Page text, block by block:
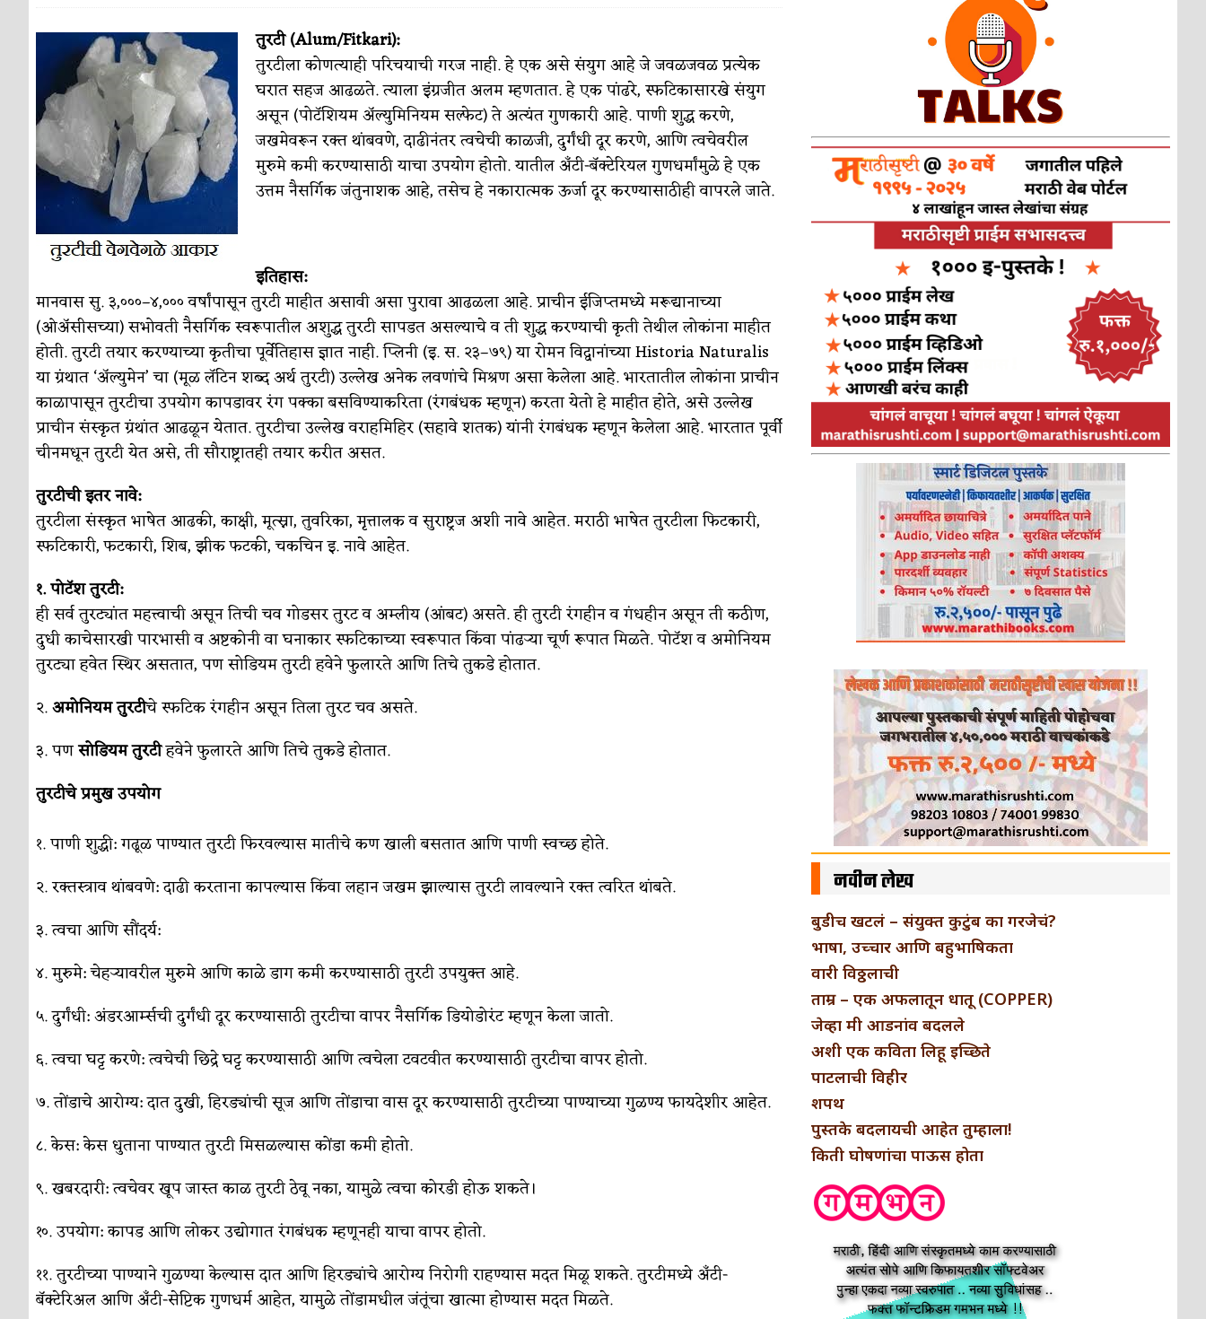
कविता-गझल-चारोळी-वात्रटिका
शपथ कविता-गझल-चारोळी-वात्रटिका
पुस्तके बदलायची आहेत तुम्हाला! कविता-गझल-चारोळी-वात्रटिका
किती घोषणांचा पाऊस होता कविता-गझल-चारोळी-वात्रटिका
कसं हुईन तं हू माय… परिचय आणि परिक्षणे
चमकदार चांदी
आदिवासींचा डॉक्टर, समाजसेवेचा ध्यास : डॉ. राहुल जोशी
डेंग्यू: ताप उतरला म्हणजे धोका टळला असे नाही! आरोग्य
४ जुलै – इतिहासात घडलेल्या महत्त्वाच्या घटना दिनविशेष
सुवर्ण – झळाळी अर्थ-वाणिज्य
‘अर्थ’पूर्ण हास्य अर्थ-वाणिज्य
अपूर्ण कथा कथा
बुडीच खटलं – संयुक्त कुटुंब का गरजेचं? विशेष लेख
तुरटी (Alum/Fitkari):
तुरटीला कोणत्याही परिचयाची गरज नाही. हे एक असे संयुग आहे जे जवळजवळ प्रत्येक
घरात सहज आढळते. त्याला इंग्रजीत अलम म्हणतात. हे एक पांढरे, स्फटिकासारखे संयुग
असून (पोटॅशियम ॲल्युमिनियम सल्फेट) ते अत्यंत गुणकारी आहे. पाणी शुद्ध करणे,
जखमेवरून रक्त थांबवणे, दाढीनंतर त्वचेची काळजी, दुर्गंधी दूर करणे, आणि त्वचेवरील
मुरुमे कमी करण्यासाठी याचा उपयोग होतो. यातील अँटी-बॅक्टेरियल गुणधर्मांमुळे हे एक
उत्तम नैसर्गिक जंतुनाशक आहे, तसेच हे नकारात्मक ऊर्जा दूर करण्यासाठीही वापरले जाते.
इतिहास:
मानवास सु. ३,०००–४,००० वर्षांपासून तुरटी माहीत असावी असा पुरावा आढळला आहे. प्राचीन ईजिप्तमध्ये मरूद्यानाच्या
(ओॲसीसच्या) सभोवती नैसर्गिक स्वरूपातील अशुद्ध तुरटी सापडत असल्याचे व ती शुद्ध करण्याची कृती तेथील लोकांना माहीत
होती. तुरटी तयार करण्याच्या कृतीचा पूर्वेतिहास ज्ञात नाही. प्लिनी (इ. स. २३–७९) या रोमन विद्वानांच्या Historia Naturalis
या ग्रंथात ‘ॲल्युमेन’ चा (मूळ लॅटिन शब्द अर्थ तुरटी) उल्लेख अनेक लवणांचे मिश्रण असा केलेला आहे. भारतातील लोकांना प्राचीन
काळापासून तुरटीचा उपयोग कापडावर रंग पक्का बसविण्याकरिता (रंगबंधक म्हणून) करता येतो हे माहीत होते, असे उल्लेख
प्राचीन संस्कृत ग्रंथांत आढळून येतात. तुरटीचा उल्लेख वराहमिहिर (सहावे शतक) यांनी रंगबंधक म्हणून केलेला आहे. भारतात पूर्वी
चीनमधून तुरटी येत असे, ती सौराष्ट्रातही तयार करीत असत.
तुरटीची इतर नावे:
तुरटीला संस्कृत भाषेत आढकी, काक्षी, मूत्स्ना, तुवरिका, मृत्तालक व सुराष्ट्रज अशी नावे आहेत. मराठी भाषेत तुरटीला फिटकारी,
स्फटिकारी, फटकारी, शिब, झीक फटकी, चकचिन इ. नावे आहेत.
१. पोटॅश तुरटी:
ही सर्व तुरट्यांत महत्त्वाची असून तिची चव गोडसर तुरट व अम्लीय (आंबट) असते. ही तुरटी रंगहीन व गंधहीन असून ती कठीण,
दुधी काचेसारखी पारभासी व अष्टकोनी वा घनाकार स्फटिकाच्या स्वरूपात किंवा पांढऱ्या चूर्ण रूपात मिळते. पोटॅश व अमोनियम
तुरट्या हवेत स्थिर असतात, पण सोडियम तुरटी हवेने फुलारते आणि तिचे तुकडे होतात.
२.अमोनियम तुरटीचे स्फटिक रंगहीन असून तिला तुरट चव असते.
३. पणसोडियम तुरटीहवेने फुलारते आणि तिचे तुकडे होतात.
तुरटीचे प्रमुख उपयोग
१. पाणी शुद्धी: गढूळ पाण्यात तुरटी फिरवल्यास मातीचे कण खाली बसतात आणि पाणी स्वच्छ होते.
२. रक्तस्त्राव थांबवणे: दाढी करताना कापल्यास किंवा लहान जखम झाल्यास तुरटी लावल्याने रक्त त्वरित थांबते.
३. त्वचा आणि सौंदर्य:
४. मुरुमे: चेहऱ्यावरील मुरुमे आणि काळे डाग कमी करण्यासाठी तुरटी उपयुक्त आहे.
५. दुर्गंधी: अंडरआर्म्सची दुर्गंधी दूर करण्यासाठी तुरटीचा वापर नैसर्गिक डियोडोरंट म्हणून केला जातो.
६. त्वचा घट्ट करणे: त्वचेची छिद्रे घट्ट करण्यासाठी आणि त्वचेला टवटवीत करण्यासाठी तुरटीचा वापर होतो.
७. तोंडाचे आरोग्य: दात दुखी, हिरड्यांची सूज आणि तोंडाचा वास दूर करण्यासाठी तुरटीच्या पाण्याच्या गुळण्य फायदेशीर आहेत.
८. केस: केस धुताना पाण्यात तुरटी मिसळल्यास कोंडा कमी होतो.
९. खबरदारी: त्वचेवर खूप जास्त काळ तुरटी ठेवू नका, यामुळे त्वचा कोरडी होऊ शकते।
१०. उपयोग: कापड आणि लोकर उद्योगात रंगबंधक म्हणूनही याचा वापर होतो.
११. तुरटीच्या पाण्याने गुळण्या केल्यास दात आणि हिरड्यांचे आरोग्य निरोगी राहण्यास मदत मिळू शकते. तुरटीमध्ये अँटी-
बॅक्टेरिअल आणि अँटी-सेप्टिक गुणधर्म आहेत, यामुळे तोंडामधील जंतूंचा खात्मा होण्यास मदत मिळते.
नवीन लेख
बुडीच खटलं – संयुक्त कुटुंब का गरजेचं?
भाषा, उच्चार आणि बहुभाषिकता
वारी विठ्ठलाची
ताम्र – एक अफलातून धातू (COPPER)
जेव्हा मी आडनांव बदलले
अशी एक कविता लिहू इच्छिते
पाटलाची विहीर
शपथ
पुस्तके बदलायची आहेत तुम्हाला!
किती घोषणांचा पाऊस होता